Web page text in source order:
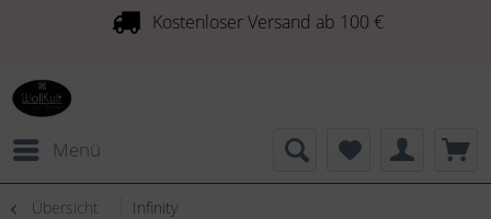
Kostenloser Versand ab 100 €
Menü
Übersicht Infinity